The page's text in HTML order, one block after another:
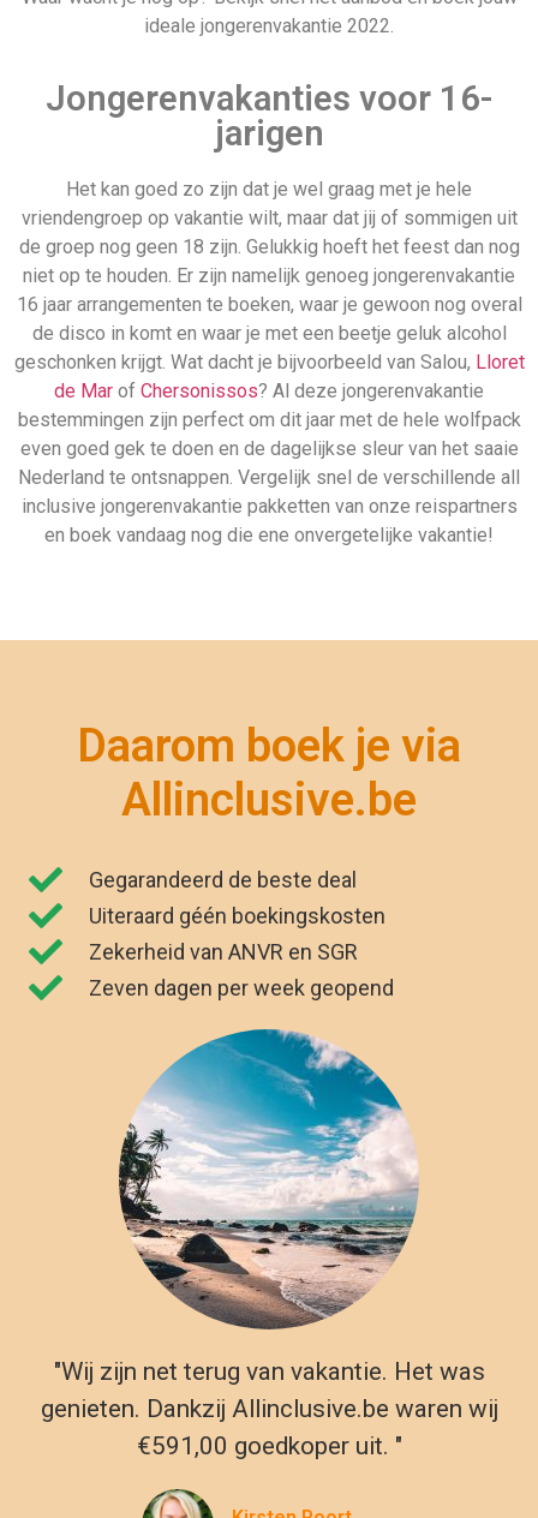
Nederland te ontsnappen. Vergelijk snel de verschillende all
en boek vandaag nog die ene onvergetelijke vakantie!
Daarom boek je via
Allinclusive.be
Gegarandeerd de beste deal
Uiteraard géén boekingskosten
Zekerheid van ANVR en SGR
Zeven dagen per week geopend
"Wij zijn net terug van vakantie. Het was
genieten. Dankzij Allinclusive.be waren wij
€591,00 goedkoper uit. "
Kirsten Poort
Financial Controller
Populaire all inclusive vakantie
landen
Duitsland Mexico